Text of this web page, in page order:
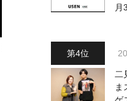
月
二
ま